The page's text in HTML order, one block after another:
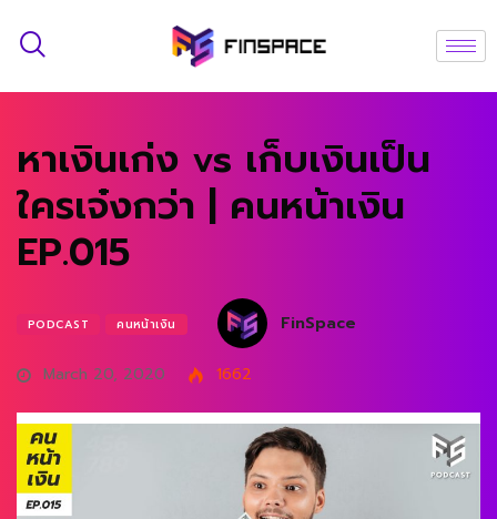
หาเงินเก่ง vs เก็บเงินเป็น
ใครเจ๋งกว่า | คนหน้าเงิน
EP.015
PODCAST คนหน้าเงิน FinSpace
March 20, 2020 1662